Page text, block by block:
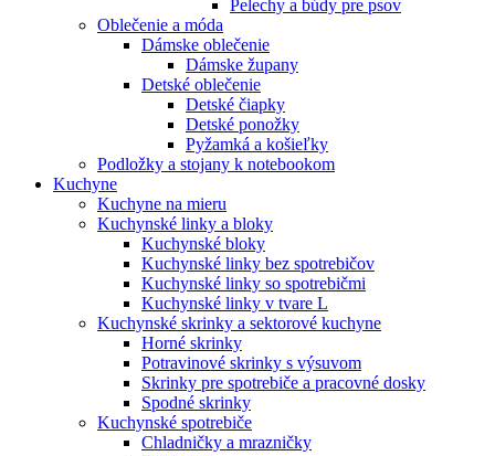
Pelechy a búdy pre psov
Oblečenie a móda
Dámske oblečenie
Dámske župany
Detské oblečenie
Detské čiapky
Detské ponožky
Pyžamká a košieľky
Podložky a stojany k notebookom
Kuchyne
Kuchyne na mieru
Kuchynské linky a bloky
Kuchynské bloky
Kuchynské linky bez spotrebičov
Kuchynské linky so spotrebičmi
Kuchynské linky v tvare L
Kuchynské skrinky a sektorové kuchyne
Horné skrinky
Potravinové skrinky s výsuvom
Skrinky pre spotrebiče a pracovné dosky
Spodné skrinky
Kuchynské spotrebiče
Chladničky a mrazničky